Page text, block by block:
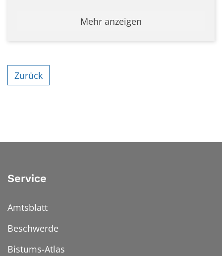
Mehr anzeigen
Zurück
Service
Amtsblatt
Beschwerde
Bistums-Atlas